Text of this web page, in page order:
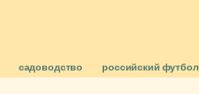
садоводство российский футбол